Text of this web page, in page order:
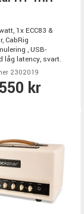
1x ECC83 &
CabRig
, USB-
låg latency, svart.
2302019
kr